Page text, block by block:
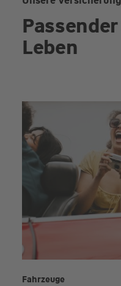
Leben
Fahrzeuge